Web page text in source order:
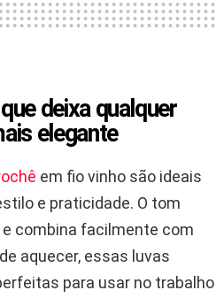
deixa qualquer
elegante
em fio vinho são ideais
e praticidade. O tom
combina facilmente com
aquecer, essas luvas
para usar no trabalho